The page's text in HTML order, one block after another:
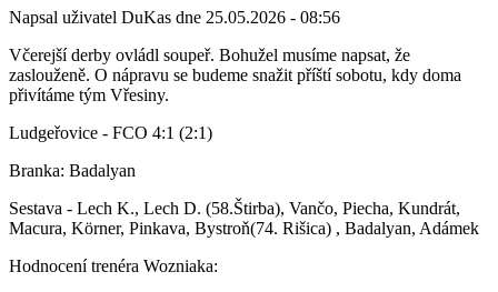
Napsal uživatel DuKas dne 25.05.2026 - 08:56
Včerejší derby ovládl soupeř. Bohužel musíme napsat, že
zaslouženě. O nápravu se budeme snažit příští sobotu, kdy doma
přivítáme tým Vřesiny.
Ludgeřovice - FCO 4:1 (2:1)
Branka: Badalyan
Sestava - Lech K., Lech D. (58.Štirba), Vančo, Piecha, Kundrát,
Macura, Körner, Pinkava, Bystroň(74. Rišica) , Badalyan, Adámek
Hodnocení trenéra Wozniaka: